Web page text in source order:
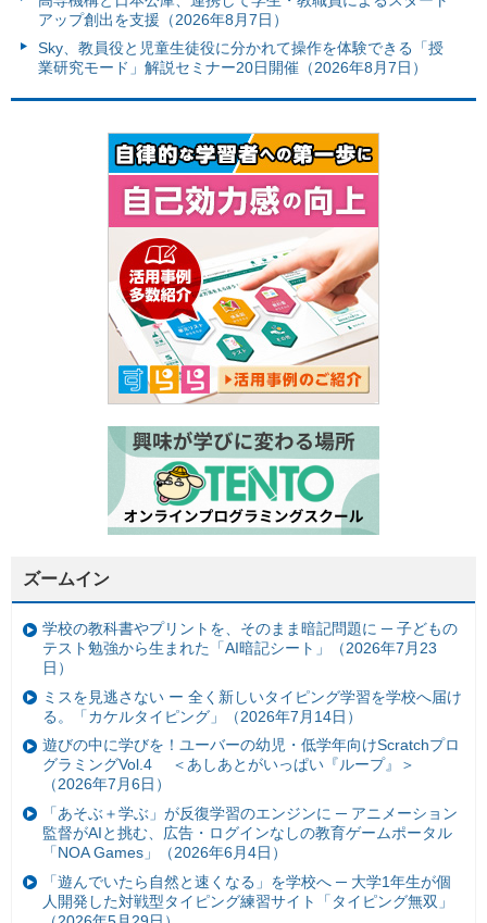
アップ創出を支援（2026年8月7日）
Sky、教員役と児童生徒役に分かれて操作を体験できる「授
業研究モード」解説セミナー20日開催（2026年8月7日）
ズームイン
学校の教科書やプリントを、そのまま暗記問題に ─ 子どもの
テスト勉強から生まれた「AI暗記シート」（2026年7月23
日）
ミスを見逃さない ー 全く新しいタイピング学習を学校へ届け
る。「カケルタイピング」（2026年7月14日）
遊びの中に学びを！ユーバーの幼児・低学年向けScratchプロ
グラミングVol.4 ＜あしあとがいっぱい『ループ』＞
（2026年7月6日）
「あそぶ＋学ぶ」が反復学習のエンジンに ─ アニメーション
監督がAIと挑む、広告・ログインなしの教育ゲームポータル
「NOA Games」（2026年6月4日）
「遊んでいたら自然と速くなる」を学校へ ─ 大学1年生が個
人開発した対戦型タイピング練習サイト「タイピング無双」